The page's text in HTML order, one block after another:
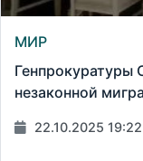
МИР
Генпрокуратуры
незаконной
22.10.2025 19:22